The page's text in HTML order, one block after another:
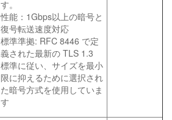
す。
性能：1Gbps以上の暗号と
復号転送速度対応
標準準拠: RFC 8446 で定
義された最新の TLS 1.3
標準に従い、サイズを最小
限に抑えるために選択され
た暗号方式を使用していま
す